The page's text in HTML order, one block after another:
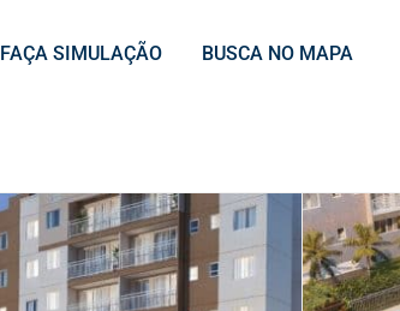
FAÇA SIMULAÇÃO BUSCA NO MAPA